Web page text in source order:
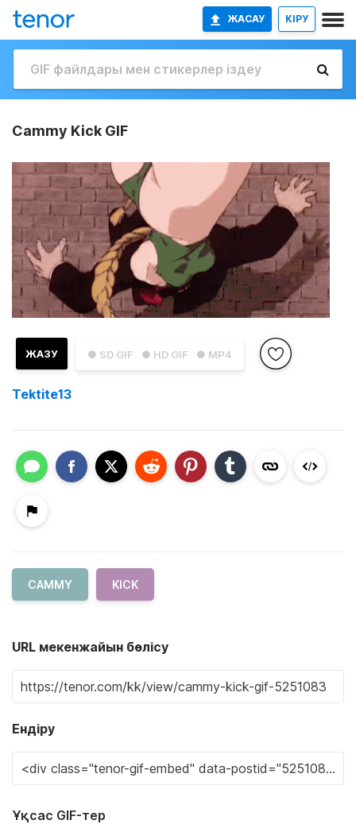
ЖАСАУ КІРУ
Cammy Kick GIF
● SD GIF ● HD GIF ● MP4
ЖАЗУ
Tektite13
CAMMY KICK
URL мекенжайын бөлісу
Ендіру
Ұқсас GIF-тер